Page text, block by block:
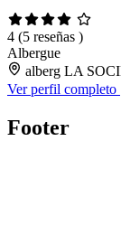
4 (5 reseñas )
Albergue
alberg LA
Ver perfil completo
Footer